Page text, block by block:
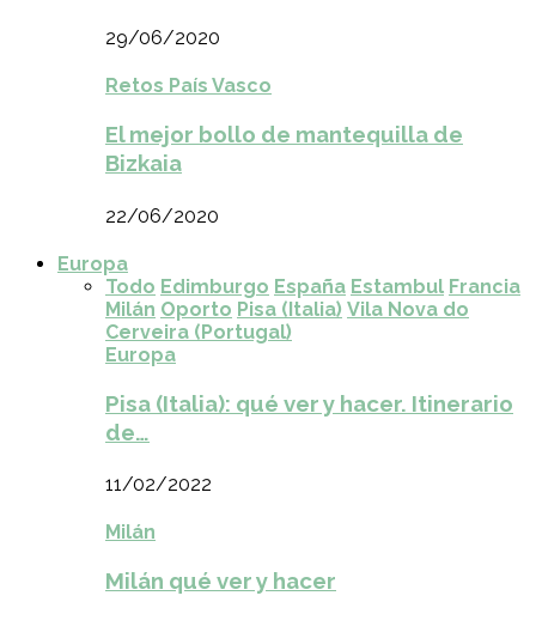
29/06/2020
Retos País Vasco
El mejor bollo de mantequilla de
Bizkaia
22/06/2020
Europa
Todo Edimburgo España Estambul Francia
Milán Oporto Pisa (Italia) Vila Nova do
Cerveira (Portugal)
Europa
Pisa (Italia): qué ver y hacer. Itinerario
de…
11/02/2022
Milán
Milán qué ver y hacer